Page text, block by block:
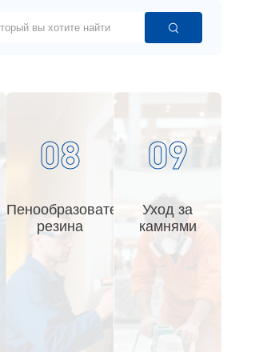
08
Пенообразовательная
резина
09
Уход за
камнями